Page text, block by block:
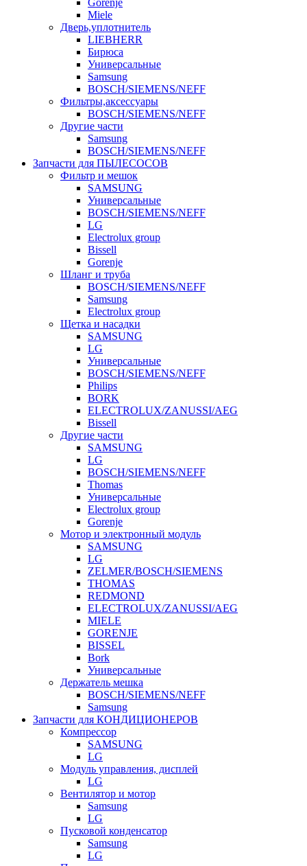
Gorenje
Miele
Дверь,уплотнитель
LIEBHERR
Бирюса
Универсальные
Samsung
BOSCH/SIEMENS/NEFF
Фильтры,аксессуары
BOSCH/SIEMENS/NEFF
Другие части
Samsung
BOSCH/SIEMENS/NEFF
Запчасти для ПЫЛЕСОСОВ
Фильтр и мешок
SAMSUNG
Универсальные
BOSCH/SIEMENS/NEFF
LG
Electrolux group
Bissell
Gorenje
Шланг и труба
BOSCH/SIEMENS/NEFF
Samsung
Electrolux group
Щетка и насадки
SAMSUNG
LG
Универсальные
BOSCH/SIEMENS/NEFF
Philips
BORK
ELECTROLUX/ZANUSSI/AEG
Bissell
Другие части
SAMSUNG
LG
BOSCH/SIEMENS/NEFF
Thomas
Универсальные
Electrolux group
Gorenje
Мотор и электронный модуль
SAMSUNG
LG
ZELMER/BOSCH/SIEMENS
THOMAS
REDMOND
ELECTROLUX/ZANUSSI/AEG
MIELE
GORENJE
BISSEL
Bork
Универсальные
Держатель мешка
BOSCH/SIEMENS/NEFF
Samsung
Запчасти для КОНДИЦИОНЕРОВ
Компрессор
SAMSUNG
LG
Модуль управления, дисплей
LG
Вентилятор и мотор
Samsung
LG
Пусковой конденсатор
Samsung
LG